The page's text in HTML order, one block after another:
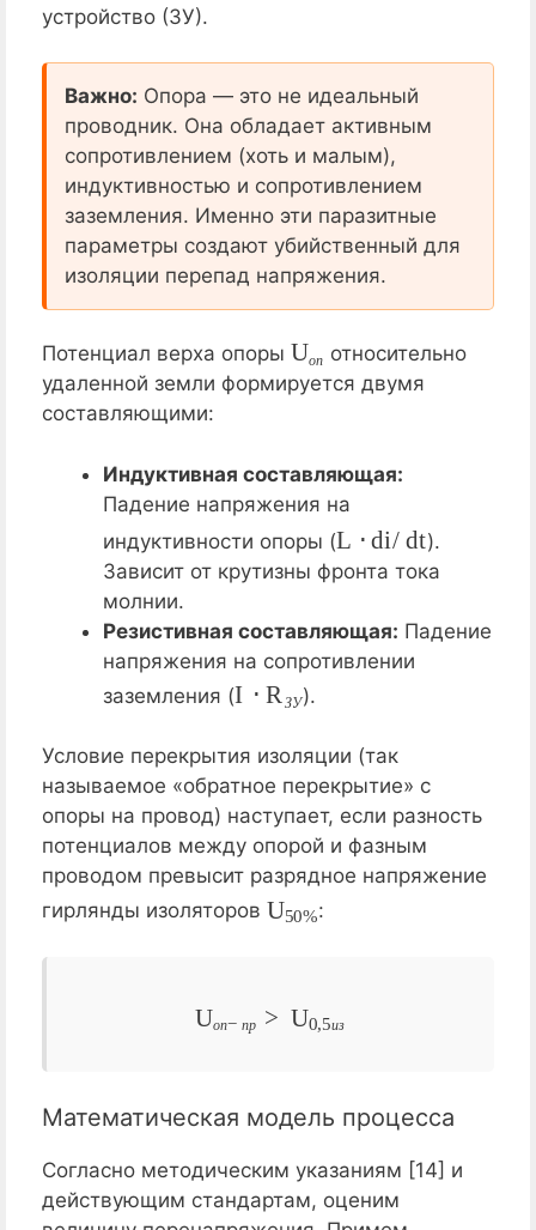
устройство (ЗУ).
Важно: Опора — это не идеальный
проводник. Она обладает активным
сопротивлением (хоть и малым),
индуктивностью и сопротивлением
заземления. Именно эти паразитные
параметры создают убийственный для
изоляции перепад напряжения.
Потенциал верха опоры оп
U
относительно
удаленной земли формируется двумя
составляющими:
Индуктивная составляющая:
Падение напряжения на
индуктивности опоры (
L i/ d t
).
Зависит от крутизны фронта тока
молнии.
Резистивная составляющая: Падение
напряжения на сопротивлении
заземления (
ЗУ
I⋅R З
).
Условие перекрытия изоляции (так
называемое «обратное перекрытие» с
опоры на провод) наступает, если разность
потенциалов между опорой и фазным
проводом превысит разрядное напряжение
гирлянды изоляторов
U50 %
:
оп пр из
Математическая модель процесса
Согласно методическим указаниям [14] и
действующим стандартам, оценим